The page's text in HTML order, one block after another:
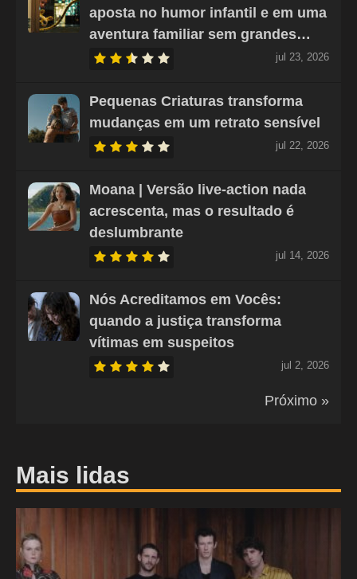
aposta no humor infantil e em uma
aventura familiar sem grandes…
jul 23, 2026
Pequenas Criaturas transforma
mudanças em um retrato sensível
jul 22, 2026
Moana | Versão live-action nada
acrescenta, mas o resultado é
deslumbrante
jul 14, 2026
Nós Acreditamos em Vocês:
quando a justiça transforma
vítimas em suspeitos
jul 2, 2026
Próximo »
Mais lidas